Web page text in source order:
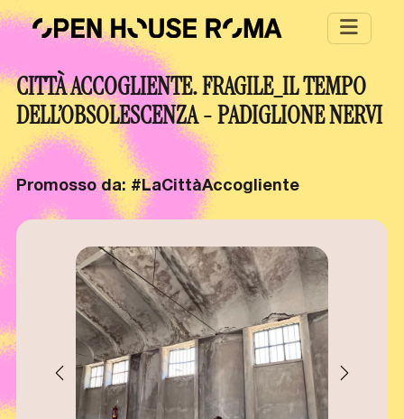
Salta al contenuto principale
CITTÀ ACCOGLIENTE. FRAGILE_IL TEMPO
DELL’OBSOLESCENZA - PADIGLIONE NERVI
Promosso da: #LaCittàAccogliente